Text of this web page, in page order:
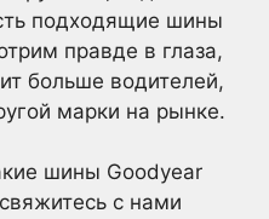
подходящие шины
правде в глаза,
больше водителей,
марки на рынке.
шины Goodyear
с нами